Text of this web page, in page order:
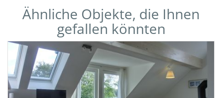
Ähnliche Objekte, die Ihnen
gefallen könnten